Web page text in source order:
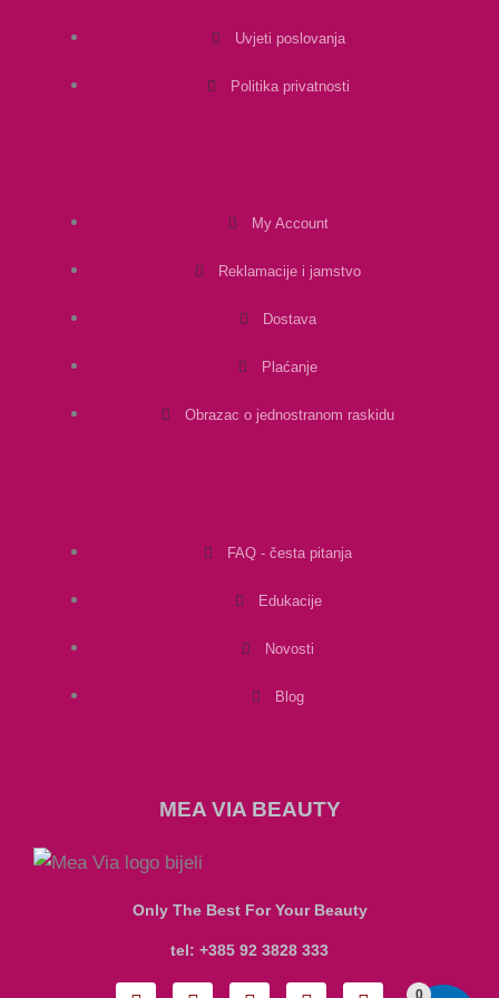
Uvjeti poslovanja
Politika privatnosti
My Account
Reklamacije i jamstvo
Dostava
Plaćanje
Obrazac o jednostranom raskidu
FAQ - česta pitanja
Edukacije
Novosti
Blog
MEA VIA BEAUTY
Only The Best For Your Beauty
tel: +385 92 3828 333
I F T Y P 0